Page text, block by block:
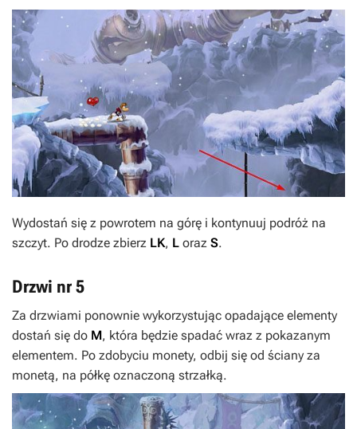
Wydostań się z powrotem na górę i kontynuuj podróż na
szczyt. Po drodze zbierz LK, L oraz S.
Drzwi nr 5
Za drzwiami ponownie wykorzystując opadające elementy
dostań się do M, która będzie spadać wraz z pokazanym
elementem. Po zdobyciu monety, odbij się od ściany za
monetą, na półkę oznaczoną strzałką.